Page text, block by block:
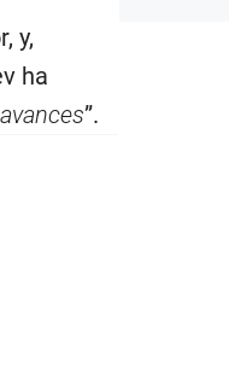
y,
ha
”.